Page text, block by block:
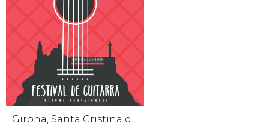
Girona, Santa Cristina d'Aro, L'Escala, Platja d'Aro, Sant Gregori, Palamós